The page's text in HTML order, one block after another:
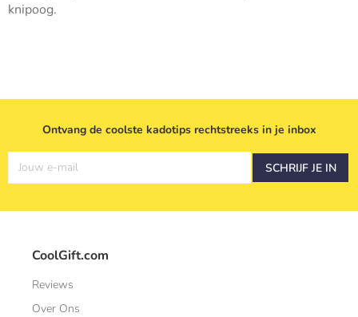
knipoog.
Ontvang de coolste kadotips rechtstreeks in je inbox
Jouw e-mail SCHRIJF JE IN
CoolGift.com
Reviews
Over Ons